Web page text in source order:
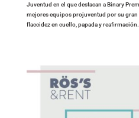
Juventud en el que destacan a Binary
mejores equipos projuventud por su gran
flaccidez en cuello, papada y